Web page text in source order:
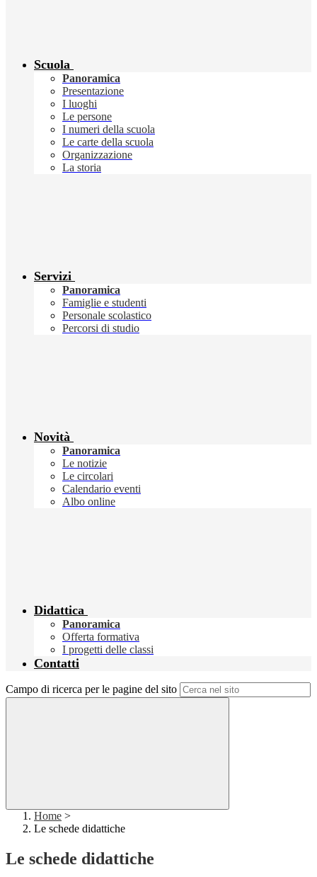
Scuola
Panoramica
Presentazione
I luoghi
Le persone
I numeri della scuola
Le carte della scuola
Organizzazione
La storia
Servizi
Panoramica
Famiglie e studenti
Personale scolastico
Percorsi di studio
Novità
Panoramica
Le notizie
Le circolari
Calendario eventi
Albo online
Didattica
Panoramica
Offerta formativa
I progetti delle classi
Contatti
Campo di ricerca per le pagine del sito
Home >
Le schede didattiche
Le schede didattiche